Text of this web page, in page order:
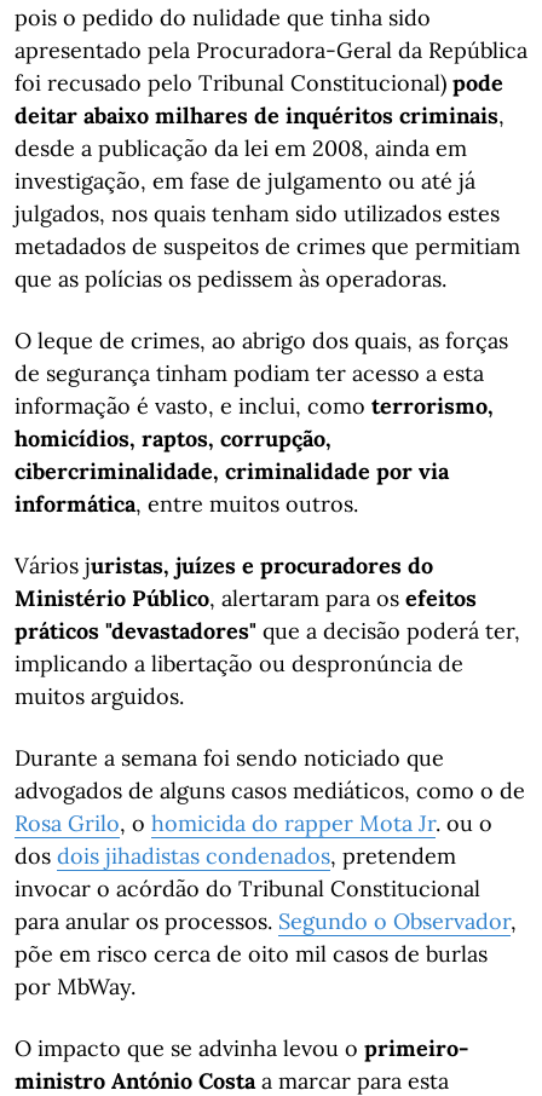
pois o pedido do nulidade que tinha sido
apresentado pela Procuradora-Geral da República
foi recusado pelo Tribunal Constitucional) pode
deitar abaixo milhares de inquéritos criminais,
desde a publicação da lei em 2008, ainda em
investigação, em fase de julgamento ou até já
julgados, nos quais tenham sido utilizados estes
metadados de suspeitos de crimes que permitiam
que as polícias os pedissem às operadoras.
O leque de crimes, ao abrigo dos quais, as forças
de segurança tinham podiam ter acesso a esta
informação é vasto, e inclui, como terrorismo,
homicídios, raptos, corrupção,
cibercriminalidade, criminalidade por via
informática, entre muitos outros.
Vários juristas, juízes e procuradores do
Ministério Público, alertaram para os efeitos
práticos "devastadores" que a decisão poderá ter,
implicando a libertação ou despronúncia de
muitos arguidos.
Durante a semana foi sendo noticiado que
advogados de alguns casos mediáticos, como o de
Rosa Grilo, o homicida do rapper Mota Jr. ou o
dos dois jihadistas condenados, pretendem
invocar o acórdão do Tribunal Constitucional
para anular os processos. Segundo o Observador,
põe em risco cerca de oito mil casos de burlas
por MbWay.
O impacto que se advinha levou o primeiro-
ministro António Costaa marcar para esta